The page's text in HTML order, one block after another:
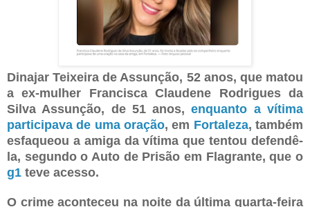
Dinajar Teixeira de Assunção, 52 anos, que matou
a ex-mulher Francisca Claudene Rodrigues da
Silva Assunção, de 51 anos,enquanto a vítima
participava de uma oração, em Fortaleza, também
esfaqueou a amiga da vítima que tentou defendê-
la, segundo o Auto de Prisão em Flagrante, que o
g1 teve acesso.
O crime aconteceu na noite da última quarta-feira